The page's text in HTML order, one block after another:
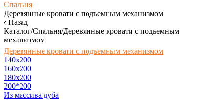
Спальня
Деревянные кровати с подъемным механизмом
Назад
Каталог/Спальня/Деревянные кровати с подъемным
механизмом
Деревянные кровати с подъемным механизмом
140x200
160х200
180х200
200*200
Из массива дуба